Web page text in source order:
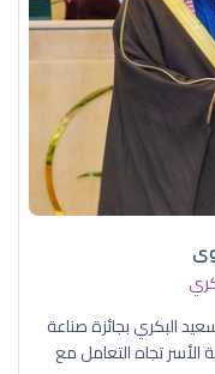
البكري بجائزة صناعة
الأسر تجاه التعامل مع